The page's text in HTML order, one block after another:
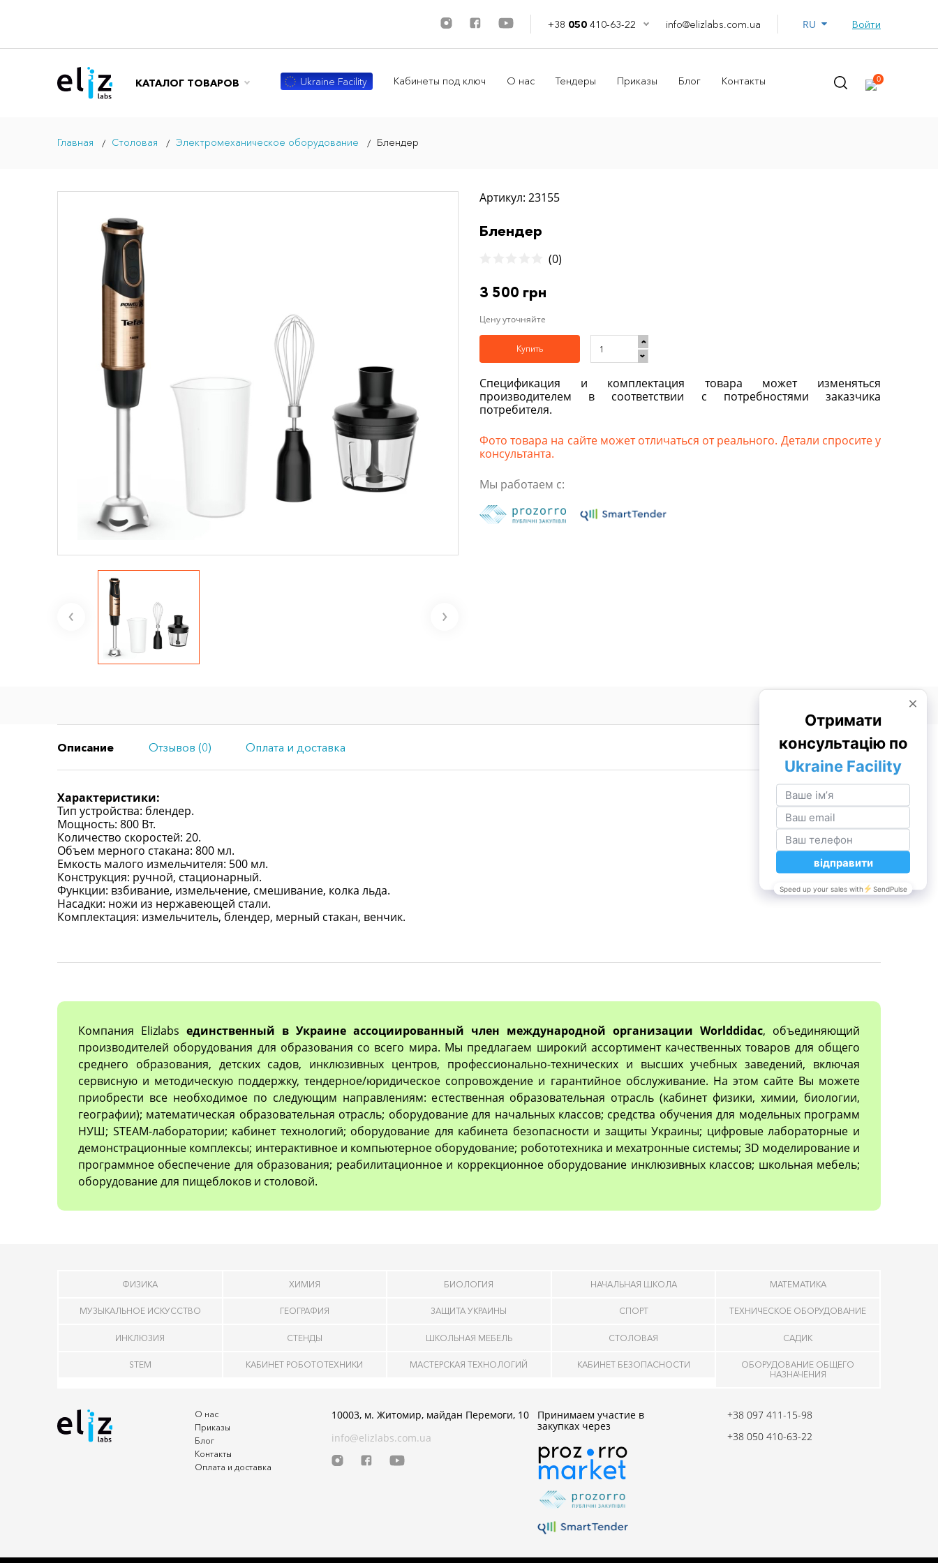
+38 050 410-63-22 info@elizlabs.com.ua Войти
КАТАЛОГ ТОВАРОВ Ukraine Facility Кабинеты под ключ О нас Тендеры Приказы Блог Контакты 0
Главная Столовая Электромеханическое оборудование Блендер
Артикул: 23155
Блендер
(0)
3 500 грн
Цену уточняйте
Купить
Спецификация и комплектация товара может изменяться
производителем в соответствии с потребностями заказчика
потребителя.
Фото товара на сайте может отличаться от реального. Детали спросите у
консультанта.
Мы работаем с:
Описание Отзывов (0) Оплата и доставка
Характеристики:
Тип устройства: блендер.
Мощность: 800 Вт.
Количество скоростей: 20.
Объем мерного стакана: 800 мл.
Емкость малого измельчителя: 500 мл.
Конструкция: ручной, стационарный.
Функции: взбивание, измельчение, смешивание, колка льда.
Насадки: ножи из нержавеющей стали.
Комплектация: измельчитель, блендер, мерный стакан, венчик.
Компания Elizlabs единственный в Украине ассоциированный член международной организации Worlddidac, объединяющий
производителей оборудования для образования со всего мира. Мы предлагаем широкий ассортимент качественных товаров для общего
среднего образования, детских садов, инклюзивных центров, профессионально-технических и высших учебных заведений, включая
сервисную и методическую поддержку, тендерное/юридическое сопровождение и гарантийное обслуживание. На этом сайте Вы можете
приобрести все необходимое по следующим направлениям: естественная образовательная отрасль (кабинет физики, химии, биологии,
географии); математическая образовательная отрасль; оборудование для начальных классов; средства обучения для модельных программ
НУШ; STEAM-лаборатории; кабинет технологий; оборудование для кабинета безопасности и защиты Украины; цифровые лабораторные и
демонстрационные комплексы; интерактивное и компьютерное оборудование; робототехника и мехатронные системы; 3D моделирование и
программное обеспечение для образования; реабилитационное и коррекционное оборудование инклюзивных классов; школьная мебель;
оборудование для пищеблоков и столовой.
ФИЗИКА ХИМИЯ БИОЛОГИЯ НАЧАЛЬНАЯ ШКОЛА МАТЕМАТИКА
МУЗЫКАЛЬНОЕ ИСКУССТВО ГЕОГРАФИЯ ЗАЩИТА УКРАИНЫ СПОРТ ТЕХНИЧЕСКОЕ ОБОРУДОВАНИЕ
ИНКЛЮЗИЯ СТЕНДЫ ШКОЛЬНАЯ МЕБЕЛЬ СТОЛОВАЯ САДИК
STEM КАБИНЕТ РОБОТОТЕХНИКИ МАСТЕРСКАЯ ТЕХНОЛОГИЙ КАБИНЕТ БЕЗОПАСНОСТИ
ОБОРУДОВАНИЕ ОБЩЕГО
НАЗНАЧЕНИЯ
О нас
Приказы
Блог
Контакты
Оплата и доставка
10003, м. Житомир, майдан Перемоги, 10
info@elizlabs.com.ua
Принимаем участие в
закупках через
+38 097 411-15-98
+38 050 410-63-22